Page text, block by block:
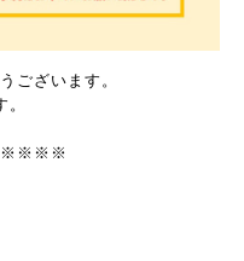
ございます。